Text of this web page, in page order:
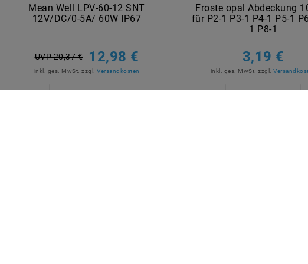
Mean Well LPV-60-12 SNT
12V/DC/0-5A/ 60W IP67
UVP 20,37 € 12,98 €
inkl. ges. MwSt. zzgl.Versandkosten
Artikel anzeigen
Froste opal Abdeckung
für P2-1 P3-1 P4-1 P5-1
1 P8-1
3,19 €
inkl. ges. MwSt. zzgl.
Artikel anzeigen